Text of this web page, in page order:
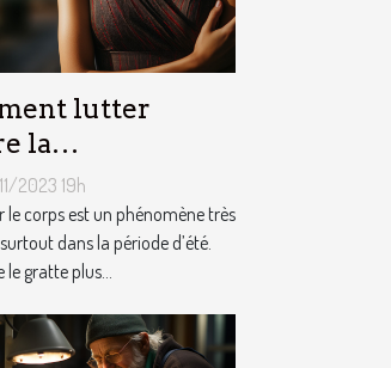
lutter
la
?
2023 19h
le corps est un phénomène très
dans la période d’été.
le gratte plus...